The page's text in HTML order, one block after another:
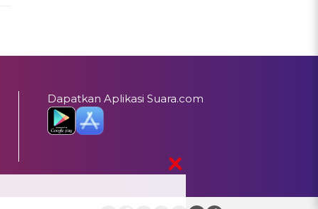
Dapatkan Aplikasi Suara.com